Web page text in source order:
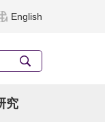
English
究